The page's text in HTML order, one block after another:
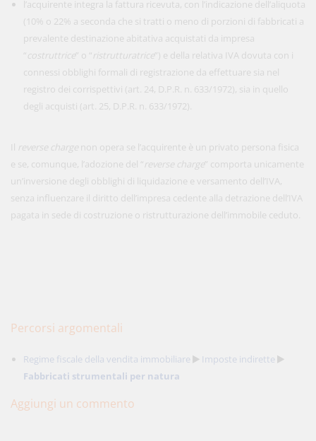
l’acquirente integra la fattura ricevuta, con l’indicazione dell’aliquota
(10% o 22% a seconda che si tratti o meno di porzioni di fabbricati a
prevalente destinazione abitativa acquistati da impresa
“costruttrice” o “ristrutturatrice”) e della relativa IVA dovuta con i
connessi obblighi formali di registrazione da effettuare sia nel
registro dei corrispettivi (art. 24, D.P.R. n. 633/1972), sia in quello
degli acquisti (art. 25, D.P.R. n. 633/1972).
Il reverse charge non opera se l’acquirente è un privato persona fisica
e se, comunque, l’adozione del “reverse charge” comporta unicamente
un’inversione degli obblighi di liquidazione e versamento dell’IVA,
senza influenzare il diritto dell’impresa cedente alla detrazione dell’IVA
pagata in sede di costruzione o ristrutturazione dell’immobile ceduto.
Percorsi argomentali
Regime fiscale della vendita immobiliare
Imposte indirette
Fabbricati strumentali per natura
Aggiungi un commento